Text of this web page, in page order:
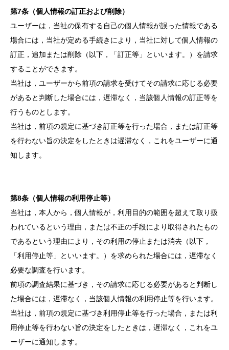
第7条（個人情報の訂正および削除）
ユーザーは，当社の保有する自己の個人情報が誤った情報である
場合には，当社が定める手続きにより，当社に対して個人情報の
訂正，追加または削除（以下，「訂正等」といいます。）を請求
することができます。
当社は，ユーザーから前項の請求を受けてその請求に応じる必要
があると判断した場合には，遅滞なく，当該個人情報の訂正等を
行うものとします。
当社は，前項の規定に基づき訂正等を行った場合，または訂正等
を行わない旨の決定をしたときは遅滞なく，これをユーザーに通
知します。
第8条（個人情報の利用停止等）
当社は，本人から，個人情報が，利用目的の範囲を超えて取り扱
われているという理由，または不正の手段により取得されたもの
であるという理由により，その利用の停止または消去（以下，
「利用停止等」といいます。）を求められた場合には，遅滞なく
必要な調査を行います。
前項の調査結果に基づき，その請求に応じる必要があると判断し
た場合には，遅滞なく，当該個人情報の利用停止等を行います。
当社は，前項の規定に基づき利用停止等を行った場合，または利
用停止等を行わない旨の決定をしたときは，遅滞なく，これをユ
ーザーに通知します。